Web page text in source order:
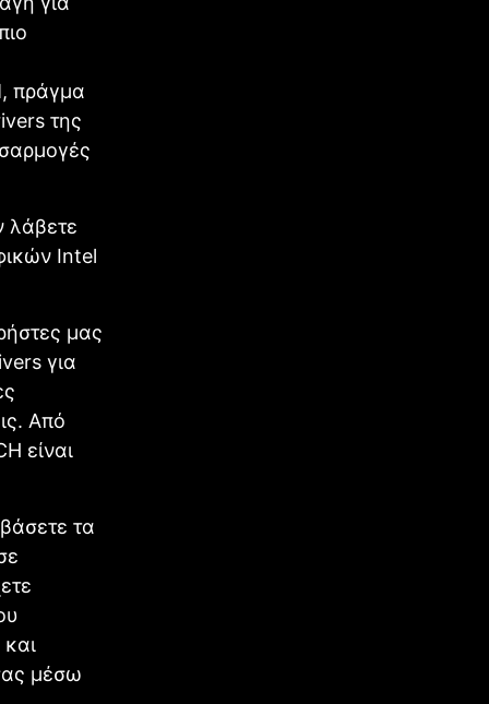
πράγμα
της
λάβετε
Intel
μας
για
Από
είναι
τα
μέσω